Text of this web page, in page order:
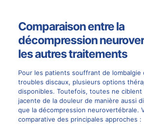
Comparaison entre la
décompression
les autres traitements
Pour les patients souffrant de lombalgie
troubles discaux, plusieurs options
disponibles. Toutefois, toutes ne ciblent
jacente de la douleur de manière aussi
que la décompression neurovertébrale.
comparative des principales approches :